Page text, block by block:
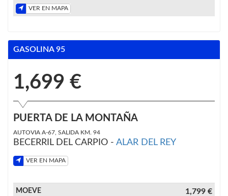
VER EN MAPA
GASOLINA 95
1,699 €
PUERTA DE LA MONTAÑA
AUTOVIA A-67, SALIDA KM. 94
BECERRIL DEL CARPIO - ALAR DEL REY
VER EN MAPA
MOEVE 1,799 €